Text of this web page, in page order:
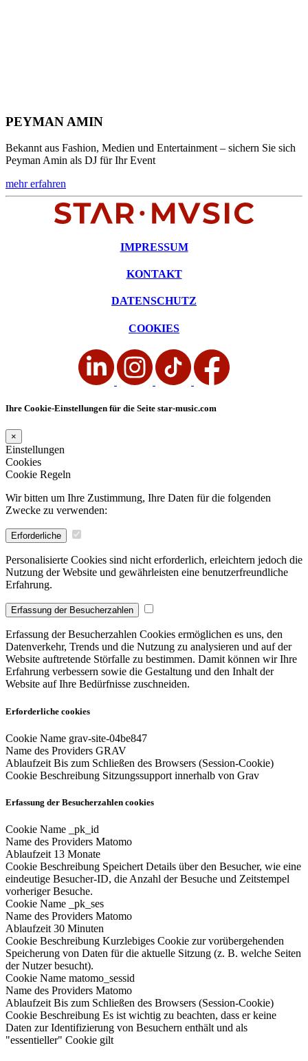
PEYMAN AMIN
Bekannt aus Fashion, Medien und Entertainment – sichern Sie sich
Peyman Amin als DJ für Ihr Event
mehr erfahren
IMPRESSUM
KONTAKT
DATENSCHUTZ
COOKIES
Ihre Cookie-Einstellungen für die Seite star-music.com
×
Einstellungen
Cookies
Cookie Regeln
Wir bitten um Ihre Zustimmung, Ihre Daten für die folgenden
Zwecke zu verwenden:
Erforderliche
Personalisierte Cookies sind nicht erforderlich, erleichtern jedoch die
Nutzung der Website und gewährleisten eine benutzerfreundliche
Erfahrung.
Erfassung der Besucherzahlen
Erfassung der Besucherzahlen Cookies ermöglichen es uns, den
Datenverkehr, Trends und die Nutzung zu analysieren und auf der
Website auftretende Störfalle zu bestimmen. Damit können wir Ihre
Erfahrung verbessern sowie die Gestaltung und den Inhalt der
Website auf Ihre Bedürfnisse zuschneiden.
Erforderliche cookies
Cookie Name grav-site-04be847
Name des Providers GRAV
Ablaufzeit Bis zum Schließen des Browsers (Session-Cookie)
Cookie Beschreibung Sitzungssupport innerhalb von Grav
Erfassung der Besucherzahlen cookies
Cookie Name
_pk_id
Name des Providers Matomo
Ablaufzeit 13 Monate
Cookie Beschreibung Speichert Details über den Besucher, wie eine
eindeutige Besucher-ID, die Anzahl der Besuche und Zeitstempel
vorheriger Besuche.
Cookie Name
_pk_ses
Name des Providers Matomo
Ablaufzeit 30 Minuten
Cookie Beschreibung Kurzlebiges Cookie zur vorübergehenden
Speicherung von Daten für die aktuelle Sitzung (z. B. welche Seiten
der Nutzer besucht).
Cookie Name matomo_sessid
Name des Providers Matomo
Ablaufzeit Bis zum Schließen des Browsers (Session-Cookie)
Cookie Beschreibung Es ist wichtig zu beachten, dass er keine
Daten zur Identifizierung von Besuchern enthält und als
"essentieller" Cookie gilt